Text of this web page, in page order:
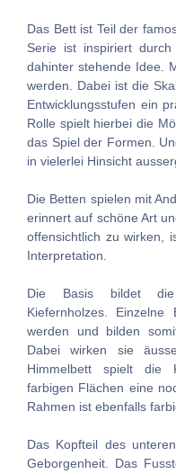
Das Bett ist Teil der
Serie ist inspiriert
dahinter stehende Idee.
werden. Dabei ist die
Entwicklungsstufen ein
Rolle spielt hierbei die
das Spiel der Formen.
in vielerlei Hinsicht
Die Betten spielen mit
erinnert auf schöne Art
offensichtlich zu wirken,
Interpretation.
Die Basis bildet die
Kiefernholzes.
werden und bilden
Dabei wirken sie
Himmelbett spielt die
farbigen Flächen eine
Rahmen ist ebenfalls
Das Kopfteil des
Geborgenheit. Das